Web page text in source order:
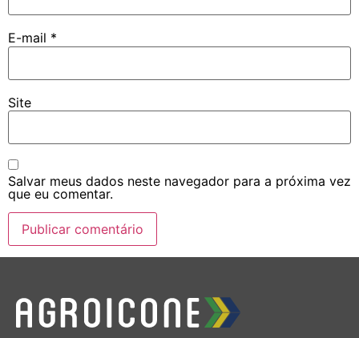
E-mail *
Site
Salvar meus dados neste navegador para a próxima vez
que eu comentar.